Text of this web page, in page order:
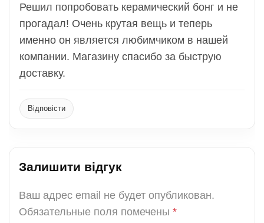
Решил попробовать керамический бонг и не
прогадал! Очень крутая вещь и теперь
именно он является любимчиком в нашей
компании. Магазину спасибо за быструю
доставку.
Відповісти
Залишити відгук
Ваш адрес email не будет опубликован.
Обязательные поля помечены *